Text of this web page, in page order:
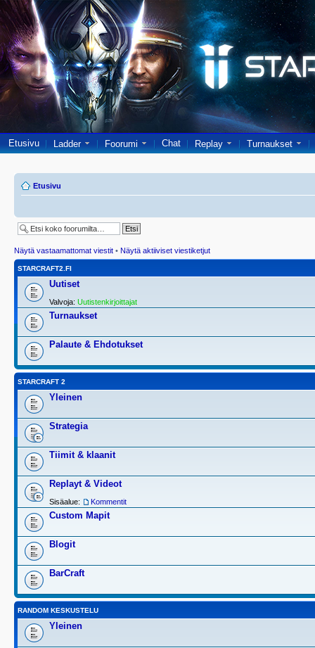
Etusivu Ladder Foorumi Chat Replay Turnaukset
Etusivu
Näytä vastaamattomat viestit • Näytä aktiiviset viestiketjut
STARCRAFT2.FI
Uutiset
Valvoja: Uutistenkirjoittajat
Turnaukset
Palaute & Ehdotukset
STARCRAFT 2
Yleinen
Strategia
Tiimit & klaanit
Replayt & Videot
Sisäalue: Kommentit
Custom Mapit
Blogit
BarCraft
RANDOM KESKUSTELU
Yleinen